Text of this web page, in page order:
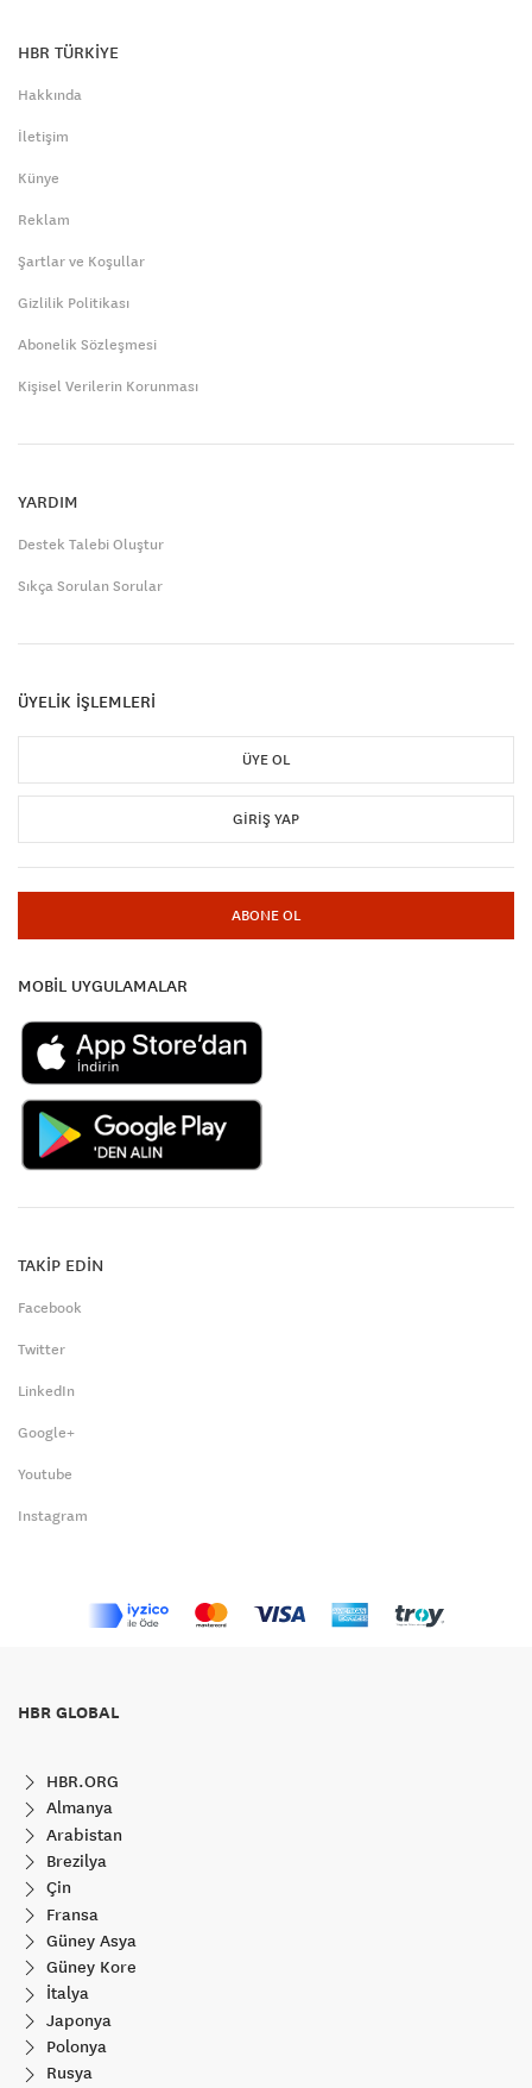
HBR TÜRKİYE
Hakkında
İletişim
Künye
Reklam
Şartlar ve Koşullar
Gizlilik Politikası
Abonelik Sözleşmesi
Kişisel Verilerin Korunması
YARDIM
Destek Talebi Oluştur
Sıkça Sorulan Sorular
ÜYELİK İŞLEMLERİ
ÜYE OL
GIRIŞ YAP
ABONE OL
MOBİL UYGULAMALAR
TAKİP EDİN
Facebook
Twitter
LinkedIn
Google+
Youtube
Instagram
HBR GLOBAL
HBR.ORG
Almanya
Arabistan
Brezilya
Çin
Fransa
Güney Asya
Güney Kore
İtalya
Japonya
Polonya
Rusya